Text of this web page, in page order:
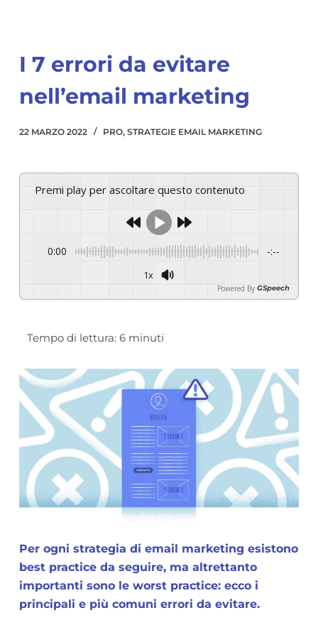
I 7 errori da evitare
nell’email marketing
22 MARZO 2022 PRO, STRATEGIE EMAIL MARKETING
Premi play per ascoltare questo contenuto
0:00 -:--
1x
Powered By GSpeech
Per ogni strategia di email marketing esistono
best practice da seguire, ma altrettanto
importanti sono le worst practice: ecco i
principali e più comuni errori da evitare.